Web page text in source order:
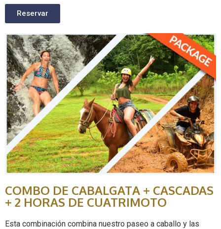
Reservar
COMBO DE CABALGATA + CASCADAS
+ 2 HORAS DE CUATRIMOTO
Esta combinación combina nuestro paseo a caballo y las